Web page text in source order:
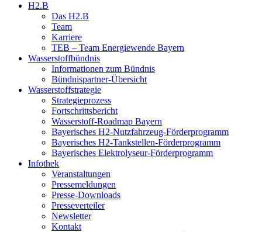
H2.B
Das H2.B
Team
Karriere
TEB – Team Energiewende Bayern
Wasserstoffbündnis
Informationen zum Bündnis
Bündnispartner-Übersicht
Wasserstoffstrategie
Strategieprozess
Fortschrittsbericht
Wasserstoff-Roadmap Bayern
Bayerisches H2-Nutzfahrzeug-Förderprogramm
Bayerisches H2-Tankstellen-Förderprogramm
Bayerisches Elektrolyseur-Förderprogramm
Infothek
Veranstaltungen
Pressemeldungen
Presse-Downloads
Presseverteiler
Newsletter
Kontakt